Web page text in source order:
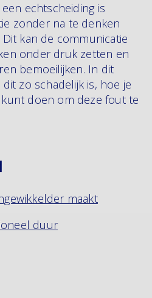
echtscheiding is
zonder na te denken
kan de communicatie
onder druk zetten en
bemoeilijken. In dit
zo schadelijk is, hoe je
doen om deze fout te
maakt
duur